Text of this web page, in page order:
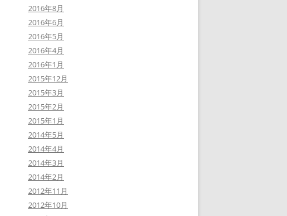
2016年8月
2016年6月
2016年5月
2016年4月
2016年1月
2015年12月
2015年3月
2015年2月
2015年1月
2014年5月
2014年4月
2014年3月
2014年2月
2012年11月
2012年10月